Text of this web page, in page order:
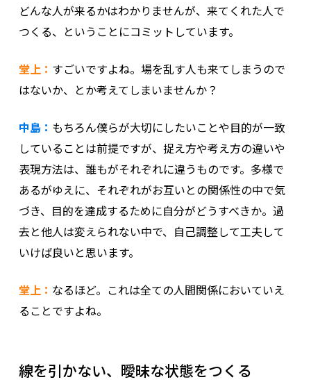
どんな人が来るかはわかりませんが、来てくれた人で
つくる、ということにコミットしています。
堂上： すごいですよね。場を乱す人も来てしまうので
はないか、とか考えてしまいませんか？
中島： もちろん僕らが大切にしたいことや目的が一致
していることは前提ですが、捉え方や考え方の違いや
表現方法は、誰もがそれぞれに違うものです。多様で
あるがゆえに、それぞれがお互いとの関係性の中で気
づき、目的を達成するために自分がどうすべきか。過
去と他人は変えられない中で、自己調整して工夫して
いけば良いと思います。
堂上： なるほど。これは全ての人間関係においていえ
ることですよね。
線を引かない、曖昧な状態をつくる